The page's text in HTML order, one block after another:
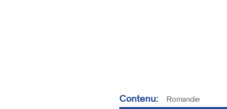
Contenu:
Romandie